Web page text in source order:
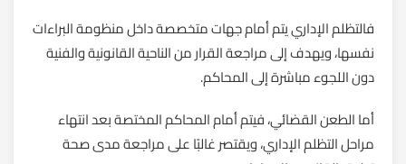
فالتظلم الإداري يتم أمام جهات متخصصة داخل منظومة البراءات
نفسها، ويهدف إلى مراجعة القرار من الناحية القانونية والفنية
دون اللجوء مباشرة إلى المحاكم.
أما الطعن القضائي، فيتم أمام المحاكم المختصة بعد انتهاء
مراحل التظلم الإداري، ويقتصر غالبًا على مراجعة مدى صحة